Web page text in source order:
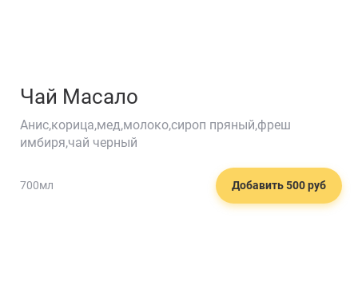
Чай Масало
Анис,корица,мед,молоко,сироп пряный,фреш
имбиря,чай черный
700мл Добавить 500 руб